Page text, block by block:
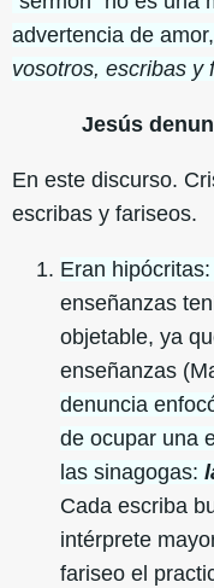
advertencia de
vosotros, escribas y
Jesús
En este discurso.
escribas y fariseos.
Eran
enseñanzas
objetable, ya
enseñanzas
denuncia
de ocupar una
las sinagogas:
Cada escriba
intérprete
fariseo el